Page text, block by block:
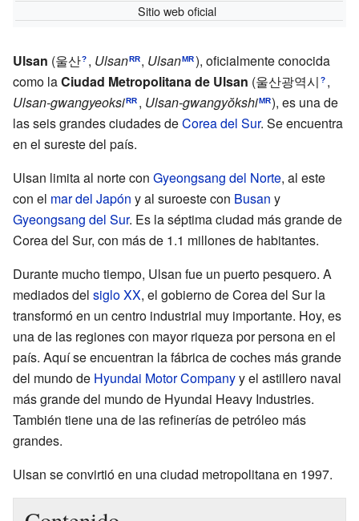
Sitio web oficial
Ulsan (울산? , UlsanRR , UlsanMR), oficialmente conocida
como laCiudad Metropolitana de Ulsan (울산광역시 ? ,
Ulsan-gwangyeoksiRR , Ulsan-gwangyŏkshiMR), es una de
las seis grandes ciudades deCorea del Sur. Se encuentra
en el sureste del país.
Ulsan limita al norte con Gyeongsang del Norte, al este
con el mar del Japón y al suroeste con Busan y
Gyeongsang del Sur. Es la séptima ciudad más grande de
Corea del Sur, con más de 1.1 millones de habitantes.
Durante mucho tiempo, Ulsan fue un puerto pesquero. A
mediados del siglo XX, el gobierno de Corea del Sur la
transformó en un centro industrial muy importante. Hoy, es
una de las regiones con mayor riqueza por persona en el
país. Aquí se encuentran la fábrica de coches más grande
del mundo de Hyundai Motor Companyy el astillero naval
más grande del mundo de Hyundai Heavy Industries.
También tiene una de las refinerías de petróleo más
grandes.
Ulsan se convirtió en una ciudad metropolitana en 1997.